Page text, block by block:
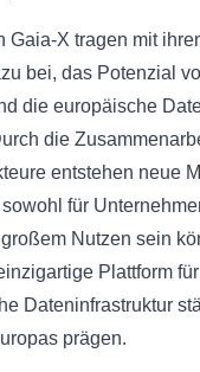
Gaia-X tragen mit
bei, das Potenzial
die europäische
die
entstehen neue
für
Nutzen sein
Plattform für
Dateninfrastruktur
prägen.